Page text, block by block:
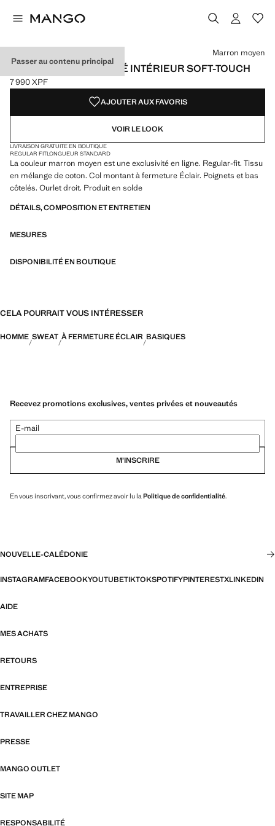
Passer au contenu principal
SWEAT AVEC COL ZIPPÉ INTÉRIEUR SOFT-TOUCH
Prix actuel [7 990 XPF ]
7 990 XPF
Choisissez une couleur
Couleur Blanc
Couleur Bleu marine
Couleur Marron moyen sélectionnée
Marron moyen
AJOUTER AUX FAVORIS
VOIR LE LOOK
LIVRAISON GRATUITE EN BOUTIQUE
REGULAR FITLONGUEUR STANDARD
La couleur marron moyen est une exclusivité en ligne. Regular-fit. Tissu
en mélange de coton. Col montant à fermeture Éclair. Poignets et bas
côtelés. Ourlet droit. Produit en solde
DÉTAILS, COMPOSITION ET ENTRETIEN
MESURES
DISPONIBILITÉ EN BOUTIQUE
CELA POURRAIT VOUS INTÉRESSER
HOMME SWEAT À FERMETURE ÉCLAIR BASIQUES
Recevez promotions exclusives, ventes privées et nouveautés
E-mail
M’INSCRIRE
En vous inscrivant, vous confirmez avoir lu la Politique de confidentialité.
NOUVELLE-CALÉDONIE
INSTAGRAMFACEBOOKYOUTUBETIKTOKSPOTIFYPINTERESTXLINKEDIN
AIDE
MES ACHATS
RETOURS
ENTREPRISE
TRAVAILLER CHEZ MANGO
PRESSE
MANGO OUTLET
SITE MAP
RESPONSABILITÉ